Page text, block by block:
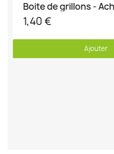
1,40 €
Ajouter